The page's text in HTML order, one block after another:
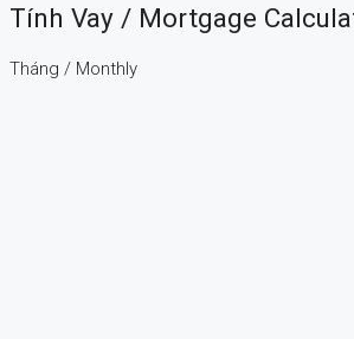
Tính Vay / Mortgage
Tháng / Monthly